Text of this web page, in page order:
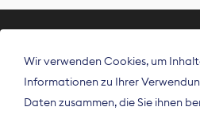
Wir verwenden Cookies, um
Informationen zu Ihrer
Daten zusammen, die Sie ihnen